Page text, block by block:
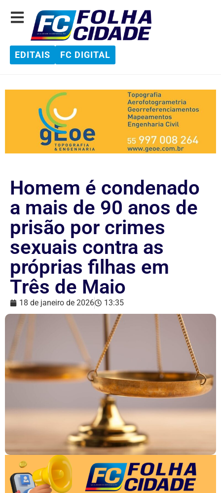
EDITAIS FC DIGITAL
Homem é condenado
a mais de 90 anos de
prisão por crimes
sexuais contra as
próprias filhas em
Três de Maio
18 de janeiro de 2026 13:35